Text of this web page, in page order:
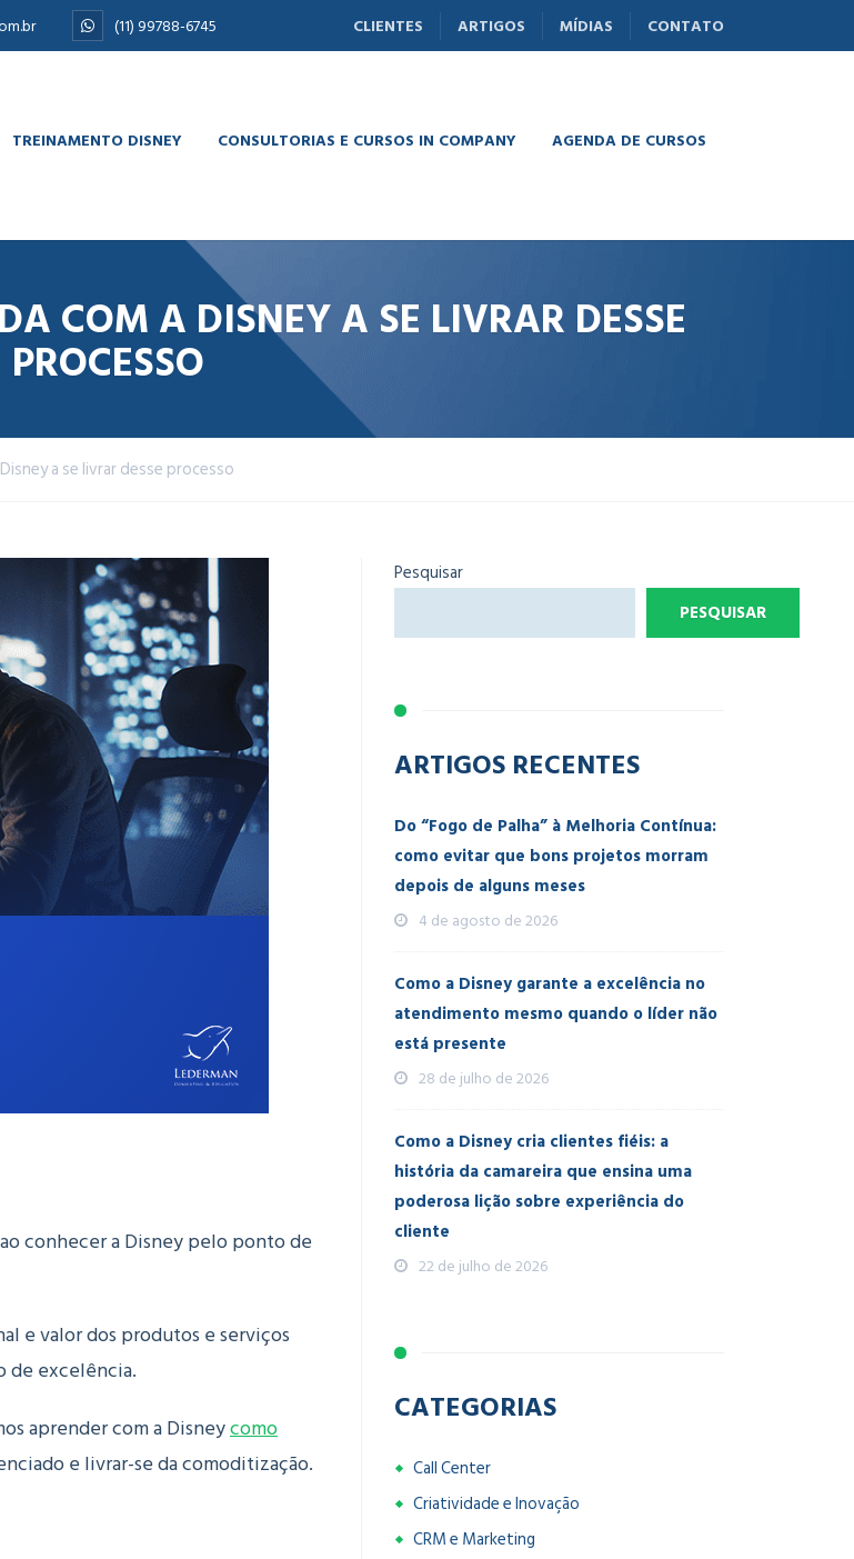
(11) 99788-6745 CLIENTES ARTIGOS MÍDIAS CONTATO
TREINAMENTO DISNEY CONSULTORIAS E CURSOS IN COMPANY AGENDA DE CURSOS
COM A DISNEY A SE LIVRAR DESSE
PROCESSO
a se livrar desse processo
conhecer a Disney pelo ponto de
e valor dos produtos e serviços
de excelência.
aprender com a Disneycomo
e livrar-se da comoditização.
Pesquisar
PESQUISAR
ARTIGOS RECENTES
Do “Fogo de Palha” à Melhoria Contínua:
como evitar que bons projetos morram
depois de alguns meses
4 de agosto de 2026
Como a Disney garante a excelência no
atendimento mesmo quando o líder não
está presente
28 de julho de 2026
Como a Disney cria clientes fiéis: a
história da camareira que ensina uma
poderosa lição sobre experiência do
cliente
22 de julho de 2026
CATEGORIAS
Call Center
Criatividade e Inovação
CRM e Marketing